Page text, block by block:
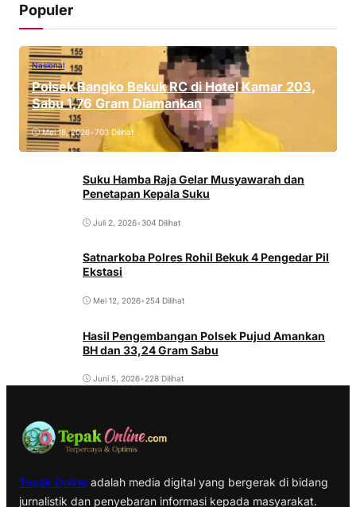
Populer
Nasional
Polsek Bangko Bekuk RC di Hotel Kamar 203,
Sabu 1,76 Gram Diamankan
Mei 18, 2026•703 Dilihat
Suku Hamba Raja Gelar Musyawarah dan
Penetapan Kepala Suku
Juli 2, 2026•304 Dilihat
Satnarkoba Polres Rohil Bekuk 4 Pengedar Pil
Ekstasi
Mei 12, 2026• 254 Dilihat
Hasil Pengembangan Polsek Pujud Amankan
BH dan 33,24 Gram Sabu
Juni 5, 2026• 228 Dilihat
Tepak Online adalah media digital yang bergerak di bidang
jurnalistik dan penyebaran informasi kepada masyarakat.